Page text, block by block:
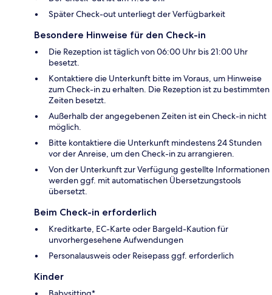
Später Check-out unterliegt der Verfügbarkeit
Besondere Hinweise für den Check-in
Die Rezeption ist täglich von 06:00 Uhr bis 21:00 Uhr
besetzt.
Kontaktiere die Unterkunft bitte im Voraus, um Hinweise
zum Check-in zu erhalten. Die Rezeption ist zu bestimmten
Zeiten besetzt.
Außerhalb der angegebenen Zeiten ist ein Check-in nicht
möglich.
Bitte kontaktiere die Unterkunft mindestens 24 Stunden
vor der Anreise, um den Check-in zu arrangieren.
Von der Unterkunft zur Verfügung gestellte Informationen
werden ggf. mit automatischen Übersetzungstools
übersetzt.
Beim Check-in erforderlich
Kreditkarte, EC-Karte oder Bargeld-Kaution für
unvorhergesehene Aufwendungen
Personalausweis oder Reisepass ggf. erforderlich
Kinder